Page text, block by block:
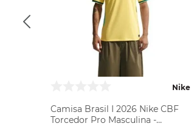
Nike
Camisa Brasil I 2026 Nike CBF
Torcedor Pro Masculina -